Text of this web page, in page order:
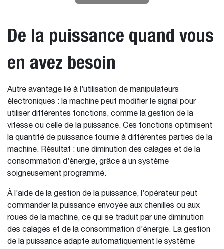
De la puissance quand vous
en avez besoin
Autre avantage lié à l’utilisation de manipulateurs
électroniques : la machine peut modifier le signal pour
utiliser différentes fonctions, comme la gestion de la
vitesse ou celle de la puissance. Ces fonctions optimisent
la quantité de puissance fournie à différentes parties de la
machine. Résultat : une diminution des calages et de la
consommation d’énergie, grâce à un système
soigneusement programmé.
À l’aide de la gestion de la puissance, l’opérateur peut
commander la puissance envoyée aux chenilles ou aux
roues de la machine, ce qui se traduit par une diminution
des calages et de la consommation d’énergie. La gestion
de la puissance adapte automatiquement le système